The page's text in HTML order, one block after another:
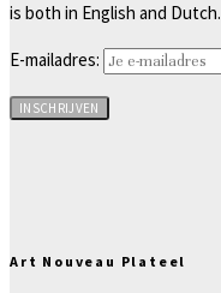
is both in English and Dutch.
E-mailadres:
Art Nouveau Plateel